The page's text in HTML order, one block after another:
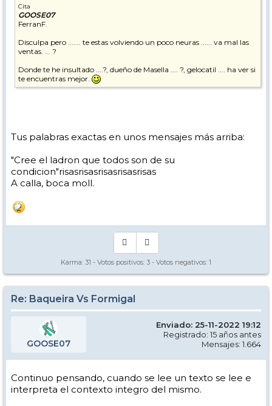
Cita
GOOSE07
FerranF.
Disculpa pero ....... te estas volviendo un poco neuras ...... va mal las
ventas. ... ?
Donde te he insultado ....?, dueño de Masella .... ?, gelocatil .... ha ver si
te encuentras mejor.
Tus palabras exactas en unos mensajes más arriba:
"Cree el ladron que todos son de su
condicion"risasrisasrisasrisasrisas
A calla, boca moll.
Karma: 31 - Votos positivos: 3 - Votos negativos: 1
Re: Baqueira Vs Formigal
GOOSE07
Enviado: 25-11-2022 19:12
Registrado: 15 años antes
Mensajes: 1.664
Continuo pensando, cuando se lee un texto se lee e
interpreta el contexto integro del mismo.